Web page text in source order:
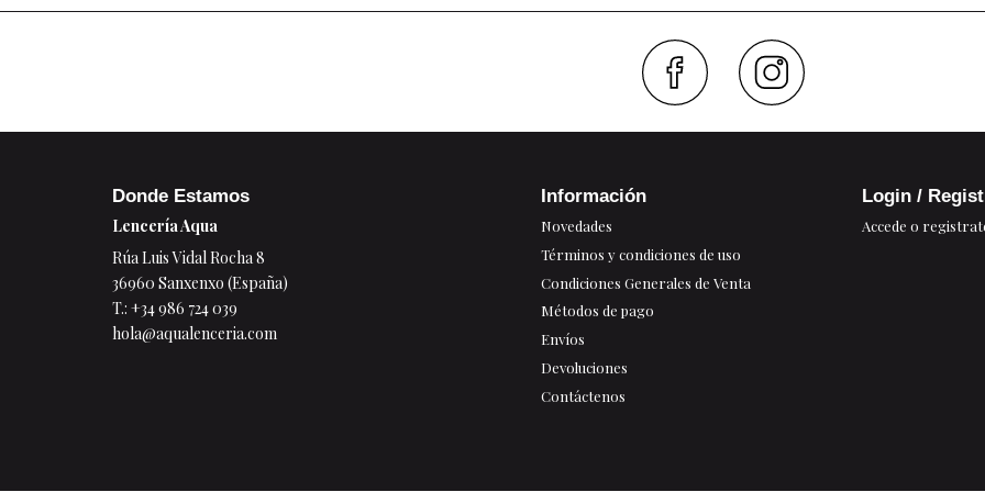
Facebook
Donde Estamos
Lencería Aqua
Rúa Luis Vidal Rocha 8
36960 Sanxenxo (España)
T.: +34 986 724 039
hola@aqualenceria.com
Información
Novedades
Términos y condiciones de uso
Condiciones Generales de Venta
Métodos de pago
Envíos
Devoluciones
Contáctenos
Login /
Accede o